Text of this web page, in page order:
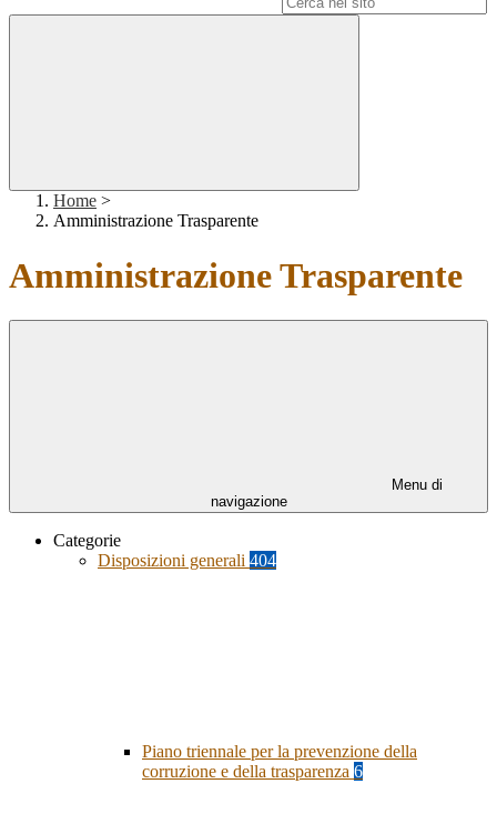
Home >
Amministrazione Trasparente
Amministrazione Trasparente
Menu di
navigazione
Categorie
Disposizioni generali 404
Piano triennale per la prevenzione della
corruzione e della trasparenza 6